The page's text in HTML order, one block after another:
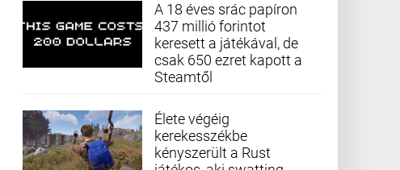
A 18 éves srác papíron
437 millió forintot
keresett a játékával, de
csak 650 ezret kapott a
Steamtől
Élete végéig
kerekesszékbe
kényszerült a Rust